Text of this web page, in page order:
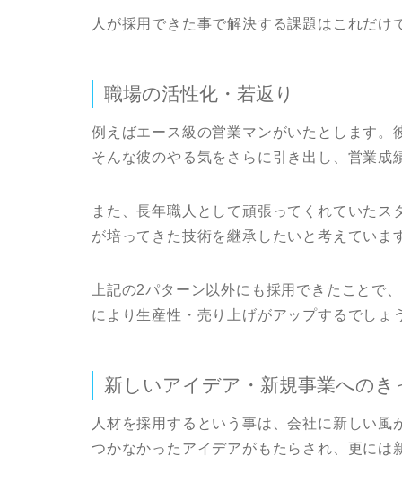
人が採用できた事で解決する課題はこれだけ
職場の活性化・若返り
例えばエース級の営業マンがいたとします
そんな彼のやる気をさらに引き出し、営業成
また、長年職人として頑張ってくれていた
が培ってきた技術を継承したいと考えてい
上記の2パターン以外にも採用できたことで
により生産性・売り上げがアップするでし
新しいアイデア・新規事業へのき
人材を採用するという事は、会社に新しい
つかなかったアイデアがもたらされ、更に